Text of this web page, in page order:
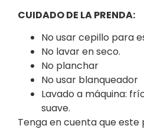
CUIDADO DE LA PRENDA:
No usar cepillo para
No lavar en seco.
No planchar
No usar blanqueador
Lavado a máquina:
suave.
Tenga en cuenta que este